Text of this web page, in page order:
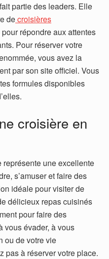
partie des leaders. Elle
decroisières
répondre aux attentes
Pour réserver votre
vous avez la
par son site officiel. Vous
formules disponibles
croisière en
une excellente
s’amuser et faire des
idéale pour visiter de
délicieux repas cuisinés
pour faire des
vous évader, à vous
ou de votre vie
pas à réserver votre place.